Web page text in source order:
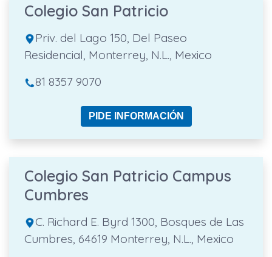
Colegio San Patricio
Priv. del Lago 150, Del Paseo
Residencial, Monterrey, N.L., Mexico
81 8357 9070
PIDE INFORMACIÓN
Colegio San Patricio Campus
Cumbres
C. Richard E. Byrd 1300, Bosques de Las
Cumbres, 64619 Monterrey, N.L., Mexico